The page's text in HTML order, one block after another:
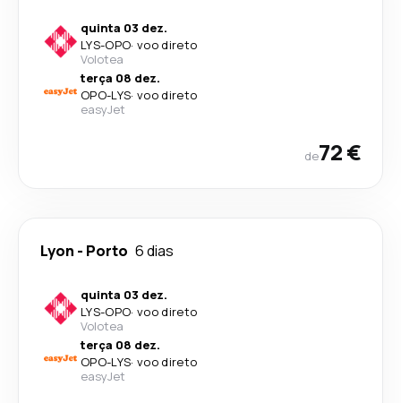
quinta 03 dez.
LYS-OPO· voo direto
Volotea
terça 08 dez.
OPO-LYS· voo direto
easyJet
de72 €
Lyon - Porto 6 dias
quinta 03 dez.
LYS-OPO· voo direto
Volotea
terça 08 dez.
OPO-LYS· voo direto
easyJet